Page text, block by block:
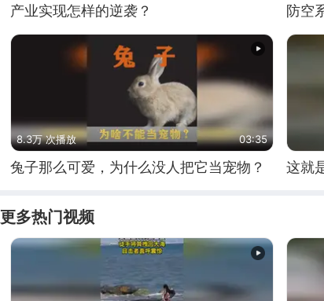
产业实现怎样的逆袭？
防空
8.3万 次播放 03:35
兔子那么可爱，为什么没人把它当宠物？ 这就
更多热门视频